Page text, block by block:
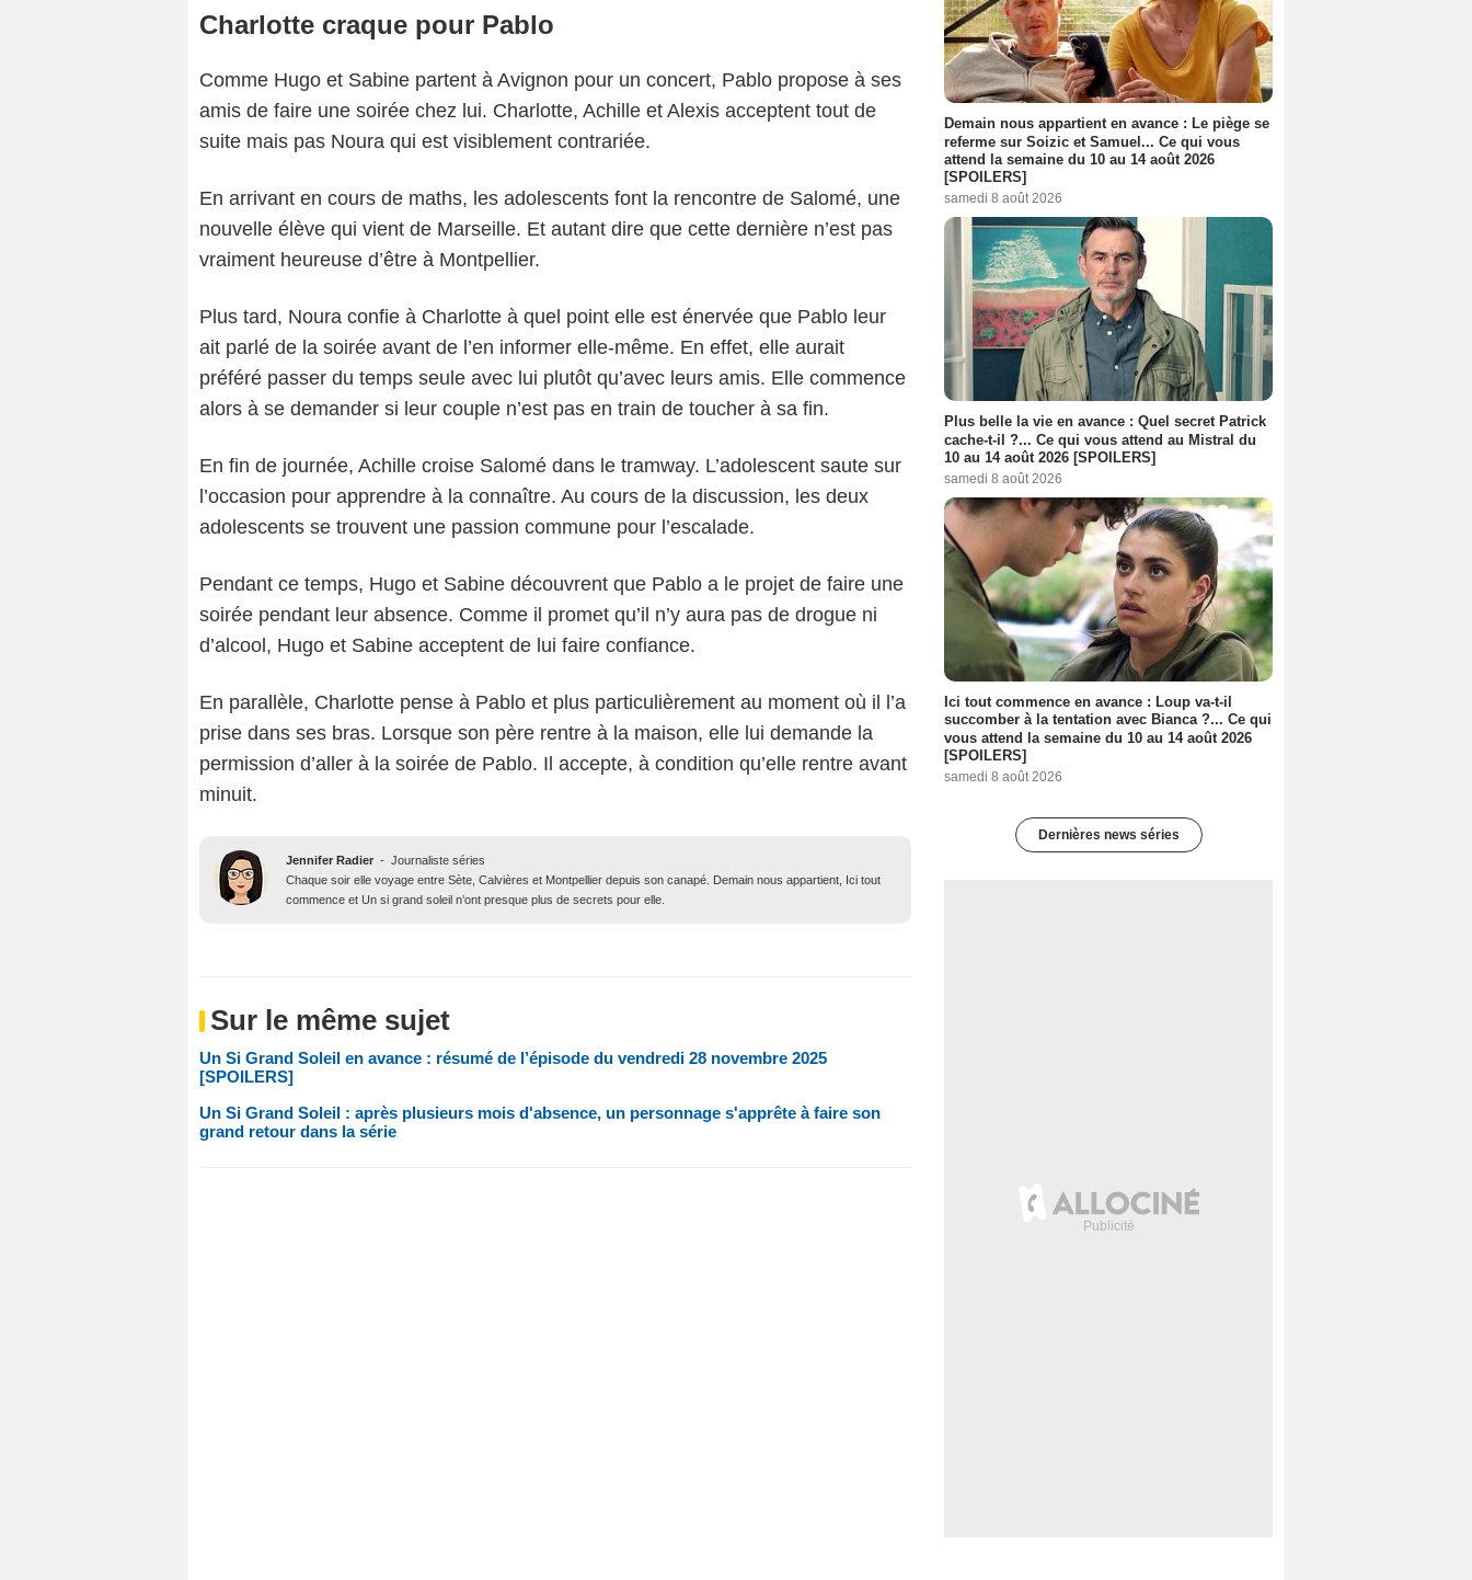
Charlotte craque pour Pablo
Comme Hugo et Sabine partent à Avignon pour un concert, Pablo propose à ses
amis de faire une soirée chez lui. Charlotte, Achille et Alexis acceptent tout de
suite mais pas Noura qui est visiblement contrariée.
En arrivant en cours de maths, les adolescents font la rencontre de Salomé, une
nouvelle élève qui vient de Marseille. Et autant dire que cette dernière n’est pas
vraiment heureuse d’être à Montpellier.
Plus tard, Noura confie à Charlotte à quel point elle est énervée que Pablo leur
ait parlé de la soirée avant de l’en informer elle-même. En effet, elle aurait
préféré passer du temps seule avec lui plutôt qu’avec leurs amis. Elle commence
alors à se demander si leur couple n’est pas en train de toucher à sa fin.
En fin de journée, Achille croise Salomé dans le tramway. L’adolescent saute sur
l’occasion pour apprendre à la connaître. Au cours de la discussion, les deux
adolescents se trouvent une passion commune pour l’escalade.
Pendant ce temps, Hugo et Sabine découvrent que Pablo a le projet de faire une
soirée pendant leur absence. Comme il promet qu’il n’y aura pas de drogue ni
d’alcool, Hugo et Sabine acceptent de lui faire confiance.
En parallèle, Charlotte pense à Pablo et plus particulièrement au moment où il l’a
prise dans ses bras. Lorsque son père rentre à la maison, elle lui demande la
permission d’aller à la soirée de Pablo. Il accepte, à condition qu’elle rentre avant
minuit.
Jennifer Radier - Journaliste séries
Chaque soir elle voyage entre Sète, Calvières et Montpellier depuis son canapé. Demain nous appartient, Ici tout
commence et Un si grand soleil n’ont presque plus de secrets pour elle.
Sur le même sujet
Un Si Grand Soleil en avance : résumé de l’épisode du vendredi 28 novembre 2025
[SPOILERS]
Un Si Grand Soleil : après plusieurs mois d'absence, un personnage s'apprête à faire son
grand retour dans la série
Demain nous appartient en avance : Le piège se
referme sur Soizic et Samuel... Ce qui vous
attend la semaine du 10 au 14 août 2026
[SPOILERS]
samedi 8 août 2026
Plus belle la vie en avance : Quel secret Patrick
cache-t-il ?... Ce qui vous attend au Mistral du
10 au 14 août 2026 [SPOILERS]
samedi 8 août 2026
Ici tout commence en avance : Loup va-t-il
succomber à la tentation avec Bianca ?... Ce qui
vous attend la semaine du 10 au 14 août 2026
[SPOILERS]
samedi 8 août 2026
Dernières news séries